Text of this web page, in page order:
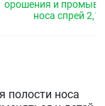
орошения и
носа спрей
полости носа